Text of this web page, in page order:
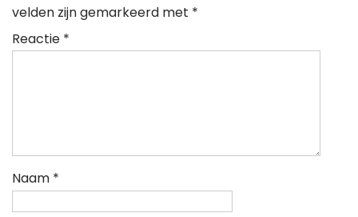
velden zijn gemarkeerd met *
Reactie *
Naam *